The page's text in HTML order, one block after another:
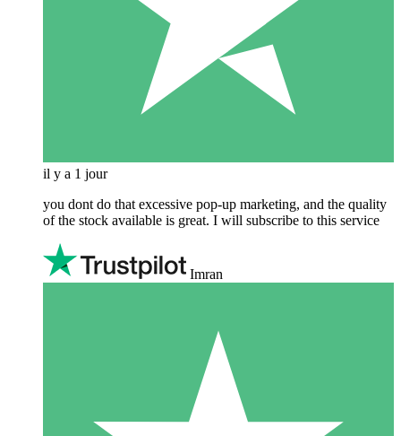
il y a 1 jour
you dont do that excessive pop-up marketing, and the quality
of the stock available is great. I will subscribe to this service
Imran